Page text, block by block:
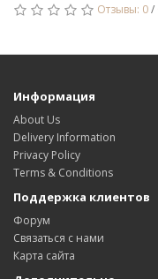
Отзывы: 0/
Информация
About Us
Delivery Information
Privacy Policy
Terms & Conditions
Поддержка клиентов
Форум
Связаться с нами
Карта сайта